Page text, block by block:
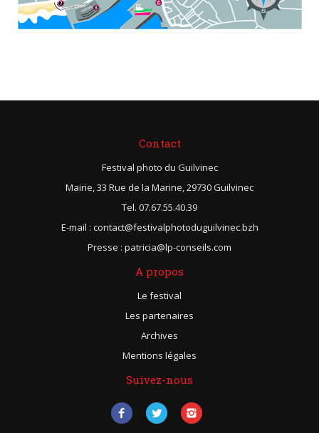
Contact
Festival photo du Guilvinec
Mairie, 33 Rue de la Marine, 29730 Guilvinec
Tel. 07.67.55.40.39
E-mail : contact@festivalphotoduguilvinec.bzh
Presse : patricia@lp-conseils.com
A propos
Le festival
Les partenaires
Archives
Mentions légales
Suivez-nous